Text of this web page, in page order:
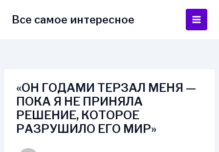
Все самое интересное
Main
«ОН ГОДАМИ ТЕРЗАЛ МЕНЯ —
ПОКА Я НЕ ПРИНЯЛА
РЕШЕНИЕ, КОТОРОЕ
РАЗРУШИЛО ЕГО МИР»